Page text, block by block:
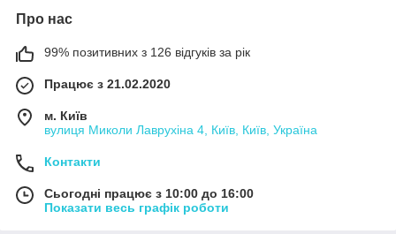
Про нас
99% позитивних з 126 відгуків за рік
Працює з 21.02.2020
м. Київ
вулиця Миколи Лаврухіна 4, Київ, Київ, Україна
Контакти
Сьогодні працює з 10:00 до 16:00
Показати весь графік роботи